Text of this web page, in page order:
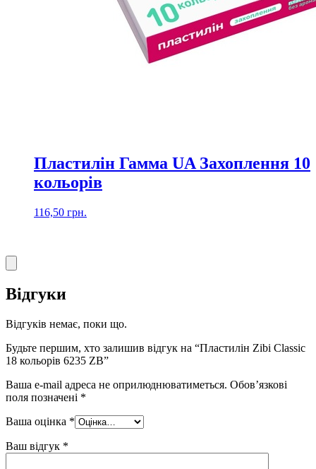
Пластилін Гамма UA Захоплення 10
кольорів
116,50 грн.
Відгуки
Відгуків немає, поки що.
Будьте першим, хто залишив відгук на “Пластилін Zibi Classic
18 кольорів 6235 ZB”
Ваша e-mail адреса не оприлюднюватиметься. Обов’язкові
поля позначені *
Ваша оцінка *
Ваш відгук *